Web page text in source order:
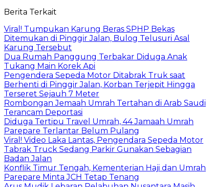
Berita Terkait
Viral! Tumpukan Karung Beras SPHP Bekas
Ditemukan di Pinggir Jalan, Bulog Telusuri Asal
Karung Tersebut
Dua Rumah Panggung Terbakar Diduga Anak
Tukang Main Korek Api
Pengendera Sepeda Motor Ditabrak Truk saat
Berhenti di Pinggir Jalan, Korban Terjepit Hingga
Terseret Sejauh 7 Meter
Rombongan Jemaah Umrah Tertahan di Arab Saudi
Terancam Deportasi
Diduga Tertipu Travel Umrah, 44 Jamaah Umrah
Parepare Terlantar Belum Pulang
Viral! Video Laka Lantas, Pengendara Sepeda Motor
Tabrak Truck Sedang Parkir Gunakan Sebagian
Badan Jalan
Konflik Timur Tengah, Kementerian Haji dan Umrah
Parepare Minta JCH Tetap Tenang